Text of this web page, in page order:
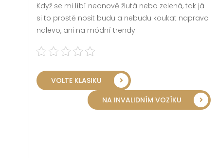
Když se mi líbí neonově žlutá nebo zelená, tak já
si to prostě nosit budu a nebudu koukat napravo
nalevo, ani na módní trendy.
VOLTE KLASIKU
NA INVALIDNÍM VOZÍKU